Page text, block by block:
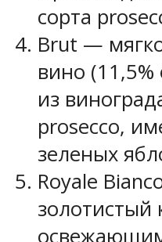
сорта
Brut —
вино (11,5%
из
prosecco,
зеленых
Royale
золотистый